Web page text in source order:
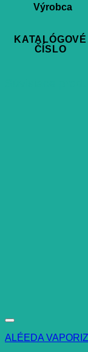
Výrobca
KATALÓGOVÉ
ČÍSLO
ALÉEDA